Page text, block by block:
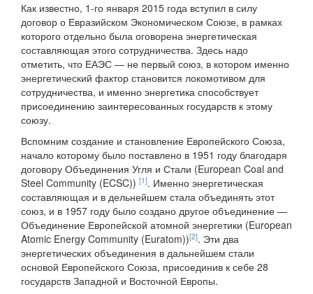
Как известно, 1-го января 2015 года вступил в силу
договор о Евразийском Экономическом Союзе, в рамках
которого отдельно была оговорена энергетическая
составляющая этого сотрудничества. Здесь надо
отметить, что ЕАЭС — не первый союз, в котором именно
энергетический фактор становится локомотивом для
сотрудничества, и именно энергетика способствует
присоединению заинтересованных государств к этому
союзу.
Вспомним создание и становление Европейского Союза,
начало которому было поставлено в 1951 году благодаря
договору Объединения Угля и Стали (European Coal and
Steel Community (ECSC)) [1]. Именно энергетическая
составляющая и в дельнейшем стала объединять этот
союз, и в 1957 году было создано другое объединение —
Объединение Европейской атомной энергетики (European
Atomic Energy Community (Euratom))[2]. Эти два
энергетических объединения в дальнейшем стали
основой Европейского Союза, присоединив к себе 28
государств Западной и Восточной Европы.